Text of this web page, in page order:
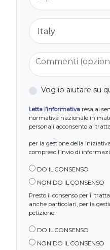
Nazione
Commenti (opzionale)
Voglio aiutare su
Letta l’informativa resa ai
normativa nazionale in
personali acconsento al
per la gestione della
compreso l’invio di
DO IL CONSENSO
NON DO IL CONSENSO
Presto il consenso per il
anche particolari, per la
petizione
DO IL CONSENSO
NON DO IL CONSENSO